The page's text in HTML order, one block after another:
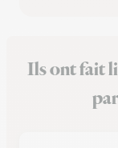
Ils ont fait